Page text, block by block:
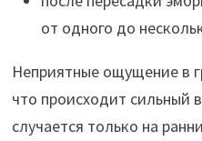
от одного до
Неприятные ощущение в
что происходит сильный
случается только на